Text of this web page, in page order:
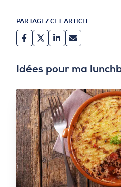
PARTAGEZ CET ARTICLE
Idées pour ma